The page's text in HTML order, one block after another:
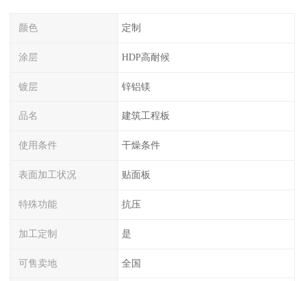
颜色 定制
涂层 HDP高耐候
镀层 锌铝镁
品名 建筑工程板
使用条件 干燥条件
表面加工状况 贴面板
特殊功能 抗压
加工定制 是
可售卖地 全国